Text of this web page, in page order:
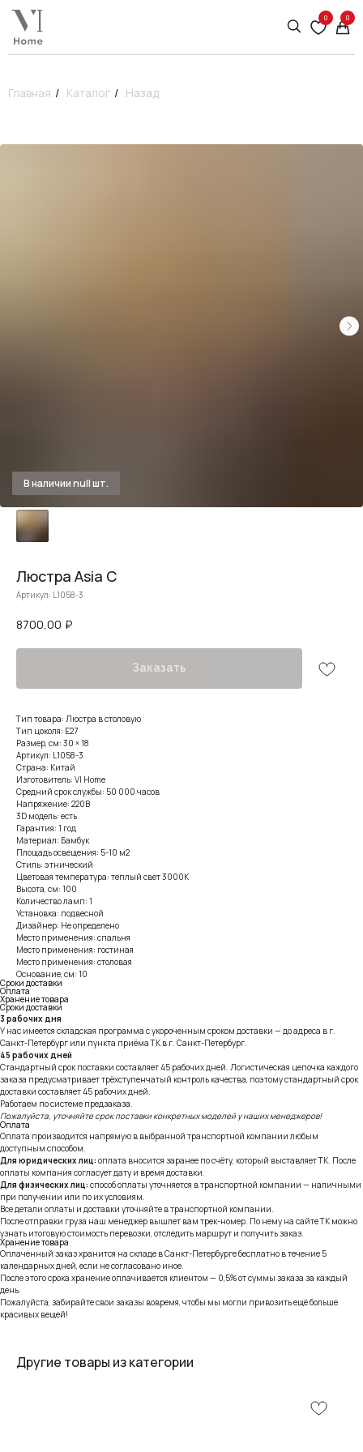
0 0
Главная / Каталог / Назад
Люстра Asia С
Артикул: L1058-3
8700,00 ₽
Заказать
Тип товара: Люстра в столовую
Тип цоколя: E27
Размер, см: 30 × 18
Артикул: L1058-3
Страна: Китай
Изготовитель: VI Home
Средний срок службы: 50 000 часов
Напряжение: 220В
3D модель: есть
Гарантия: 1 год
Материал: Бамбук
Площадь освещения: 5-10 м2
Стиль: этнический
Цветовая температура: теплый свет 3000К
Высота, см: 100
Количество ламп: 1
Установка: подвесной
Дизайнер: Не определено
Место применения: спальня
Место применения: гостиная
Место применения: столовая
Основание, см: 10
Сроки доставки
Оплата
Хранение товара
Сроки доставки
3 рабочих дня
У нас имеется складская программа с укороченным сроком доставки — до адреса в г.
Санкт-Петербург или пункта приёма ТК в г. Санкт-Петербург.
45 рабочих дней
Стандартный срок поставки составляет 45 рабочих дней. Логистическая цепочка каждого
заказа предусматривает трёхступенчатый контроль качества, поэтому стандартный срок
доставки составляет 45 рабочих дней.
Работаем по системе предзаказа.
Пожалуйста, уточняйте срок поставки конкретных моделей у наших менеджеров!
Оплата
Оплата производится напрямую в выбранной транспортной компании любым
доступным способом.
Для юридических лиц: оплата вносится заранее по счёту, который выставляет ТК. После
оплаты компания согласует дату и время доставки.
Для физических лиц: способ оплаты уточняется в транспортной компании — наличными
при получении или по их условиям.
Все детали оплаты и доставки уточняйте в транспортной компании.
После отправки груза наш менеджер вышлет вам трек-номер. По нему на сайте ТК можно
узнать итоговую стоимость перевозки, отследить маршрут и получить заказ.
Хранение товара
Оплаченный заказ хранится на складе в Санкт-Петербурге бесплатно в течение 5
календарных дней, если не согласовано иное.
После этого срока хранение оплачивается клиентом — 0,5% от суммы заказа за каждый
день.
Пожалуйста, забирайте свои заказы вовремя, чтобы мы могли привозить ещё больше
красивых вещей!
Другие товары из категории